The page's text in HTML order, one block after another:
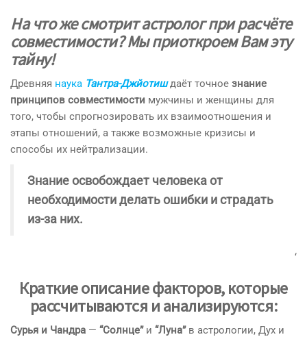
На что же смотрит астролог при расчёте
совместимости?Мы приоткроем Вам эту
тайну!
Древняя наука Тантра-Джйотишдаёт точное знание
принципов совместимости мужчины и женщины для
того, чтобы спрогнозировать их взаимоотношения и
этапы отношений, а также возможные кризисы и
способы их нейтрализации.
Знание освобождает человека от
необходимости делать ошибки и страдать
из-за них.
‘
Краткие описание факторов, которые
рассчитываются и анализируются:
Сурья и Чандра — “Солнце”и “Луна”в астрологии, Дух и